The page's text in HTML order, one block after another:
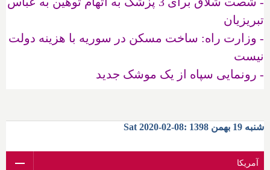
تبریزیان
- وزارت راه: ساخت مسکن در سوریه با هزینه دولت
نیست
- رونمایی سپاه از یک موشک جدید
شنبه 19 بهمن 1398 :08-02-2020 Sat
آمریکا